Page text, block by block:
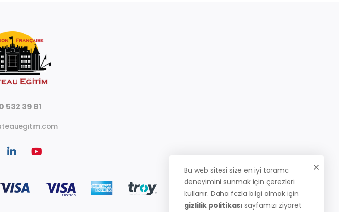
532 39 81
Bu web sitesi size en iyi tarama
deneyimini sunmak için çerezleri
kullanır. Daha fazla bilgi almak için
gizlilik politikası sayfamızı ziyaret